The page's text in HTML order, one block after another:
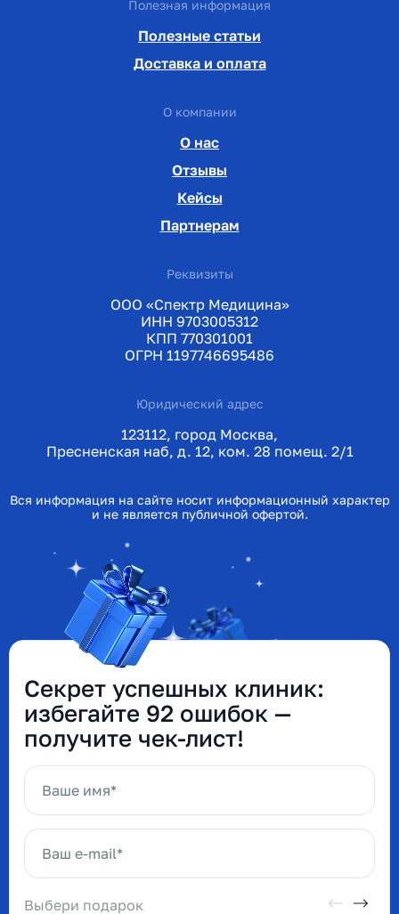
Полезная информация
Полезные статьи
Доставка и оплата
О компании
О нас
Отзывы
Кейсы
Партнерам
Реквизиты
ООО «Спектр Медицина»
ИНН 9703005312
КПП 770301001
ОГРН 1197746695486
Юридический адрес
123112, город Москва,
Пресненская наб, д. 12, ком. 28 помещ. 2/1
Вся информация на сайте носит информационный характер
и не является публичной офертой.
Секрет успешных клиник:
избегайте 92 ошибок —
получите чек-лист!
Выбери подарок